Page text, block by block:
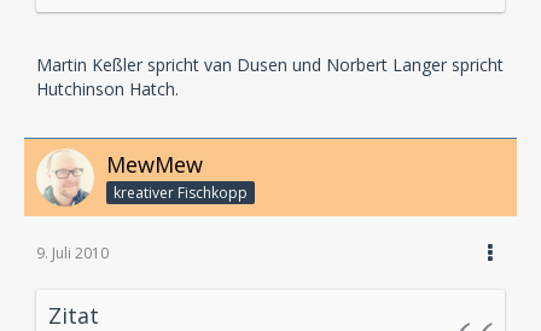
Martin Keßler spricht van Dusen und Norbert Langer spricht
Hutchinson Hatch.
MewMew
kreativer Fischkopp
9. Juli 2010
Zitat